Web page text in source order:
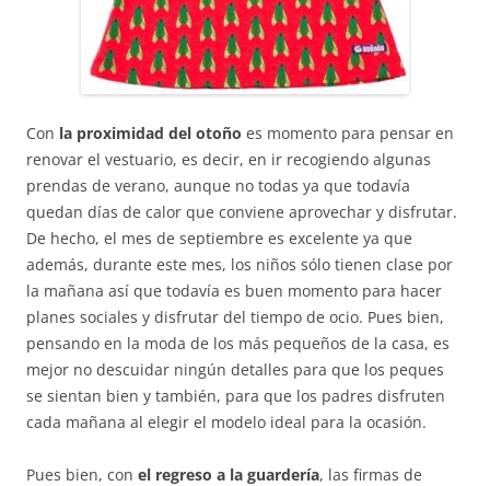
Con la proximidad del otoño es momento para pensar en
renovar el vestuario, es decir, en ir recogiendo algunas
prendas de verano, aunque no todas ya que todavía
quedan días de calor que conviene aprovechar y disfrutar.
De hecho, el mes de septiembre es excelente ya que
además, durante este mes, los niños sólo tienen clase por
la mañana así que todavía es buen momento para hacer
planes sociales y disfrutar del tiempo de ocio. Pues bien,
pensando en la moda de los más pequeños de la casa, es
mejor no descuidar ningún detalles para que los peques
se sientan bien y también, para que los padres disfruten
cada mañana al elegir el modelo ideal para la ocasión.
Pues bien, con el regreso a la guardería, las firmas de